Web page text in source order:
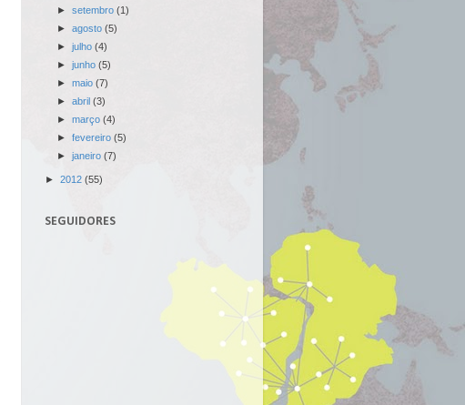
► setembro (1)
► agosto (5)
► julho (4)
► junho (5)
► maio (7)
► abril (3)
► março (4)
► fevereiro (5)
► janeiro (7)
► 2012 (55)
SEGUIDORES